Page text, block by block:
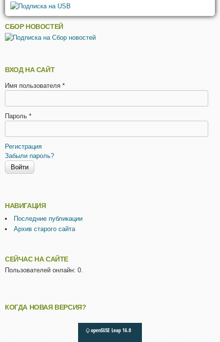
СБОР НОВОСТЕЙ
ВХОД НА САЙТ
Имя пользователя *
Пароль *
Регистрация
Забыли пароль?
НАВИГАЦИЯ
Последние публикации
Архив старого сайта
СЕЙЧАС НА САЙТЕ
Пользователей онлайн: 0.
КОГДА НОВАЯ ВЕРСИЯ?